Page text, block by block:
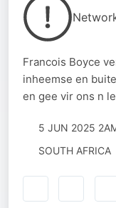
Francois Boyce
inheemse en
en gee vir ons n
5 JUN 2025
SOUTH AFRICA